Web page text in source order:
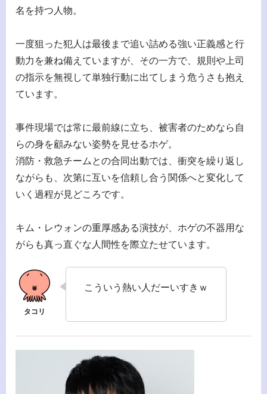
名を持つ人物。
一度狙った犯人は最後まで追い詰める強い正義感と行
動力を兼ね備えていますが、その一方で、規則や上司
の指示を無視して単独行動に出てしまう危うさも抱え
ています。
事件現場では常に最前線に立ち、被害者のためなら自
らの身を顧みない姿勢を見せるホゲ。
消防・救急チームとの合同出動では、衝突を繰り返し
ながらも、次第に互いを信頼し合う関係へと変化して
いく過程が見どころです。
キム・レウォンの重厚感ある演技が、ホゲの不器用な
がらも真っ直ぐな人間性を際立たせています。
こういう熱い人だーいすきｗ